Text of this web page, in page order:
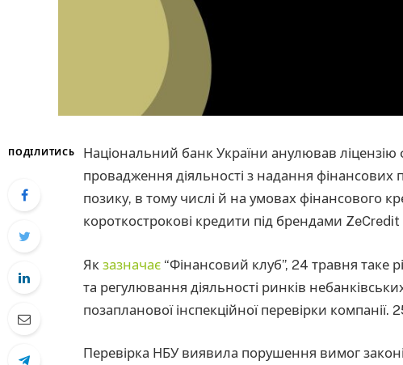
ПОДІЛИТИСЬ
Національний банк України анулював ліцензію
провадження діяльності з надання фінансових
позику, в тому числі й на умовах фінансового
короткострокові кредити під брендами ZeCredit
Як зазначає “Фінансовий клуб”, 24 травня таке
та регулювання діяльності ринків
позапланової інспекційної перевірки
Перевірка НБУ виявила порушення вимог